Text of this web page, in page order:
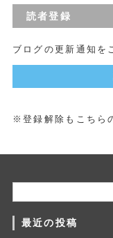
読者登録
ブログの更新通知を
※登録解除もこちら
最近の投稿